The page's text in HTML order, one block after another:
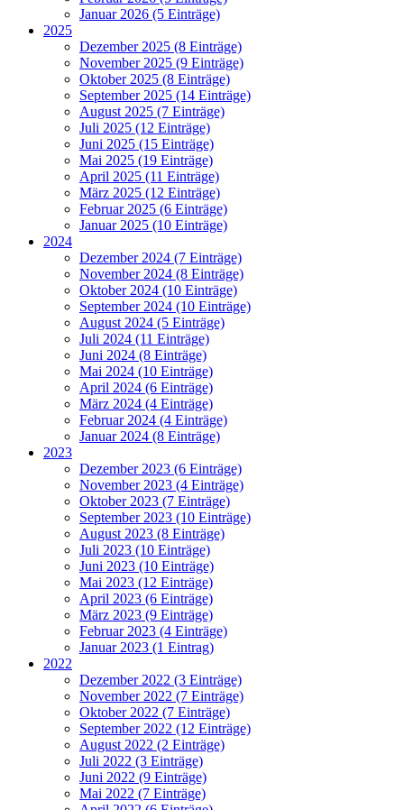
Januar 2026 (5 Einträge)
2025
Dezember 2025 (8 Einträge)
November 2025 (9 Einträge)
Oktober 2025 (8 Einträge)
September 2025 (14 Einträge)
August 2025 (7 Einträge)
Juli 2025 (12 Einträge)
Juni 2025 (15 Einträge)
Mai 2025 (19 Einträge)
April 2025 (11 Einträge)
März 2025 (12 Einträge)
Februar 2025 (6 Einträge)
Januar 2025 (10 Einträge)
2024
Dezember 2024 (7 Einträge)
November 2024 (8 Einträge)
Oktober 2024 (10 Einträge)
September 2024 (10 Einträge)
August 2024 (5 Einträge)
Juli 2024 (11 Einträge)
Juni 2024 (8 Einträge)
Mai 2024 (10 Einträge)
April 2024 (6 Einträge)
März 2024 (4 Einträge)
Februar 2024 (4 Einträge)
Januar 2024 (8 Einträge)
2023
Dezember 2023 (6 Einträge)
November 2023 (4 Einträge)
Oktober 2023 (7 Einträge)
September 2023 (10 Einträge)
August 2023 (8 Einträge)
Juli 2023 (10 Einträge)
Juni 2023 (10 Einträge)
Mai 2023 (12 Einträge)
April 2023 (6 Einträge)
März 2023 (9 Einträge)
Februar 2023 (4 Einträge)
Januar 2023 (1 Eintrag)
2022
Dezember 2022 (3 Einträge)
November 2022 (7 Einträge)
Oktober 2022 (7 Einträge)
September 2022 (12 Einträge)
August 2022 (2 Einträge)
Juli 2022 (3 Einträge)
Juni 2022 (9 Einträge)
Mai 2022 (7 Einträge)